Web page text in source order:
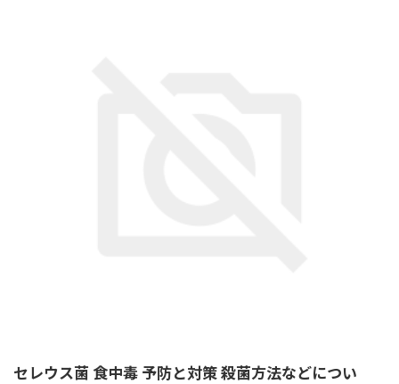
セレウス菌 食中毒 予防と対策 殺菌方法などについ